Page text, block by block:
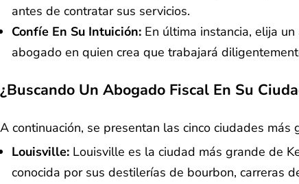
antes de contratar sus servicios.
Confíe En Su Intuición: En última instancia, elija
abogado en quien crea que trabajará
¿Buscando Un Abogado Fiscal En Su
A continuación, se presentan las cinco ciudades
Louisville: Louisville es la ciudad más grande de
conocida por sus destilerías de bourbon, carreras